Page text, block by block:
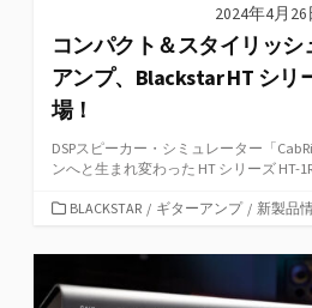
2024年4月26
コンパクト＆スタイリッ
アンプ、Blackstar HT シリ
場！
DSPスピーカー・シミュレーター「
ンへと生まれ変わった HT シリーズ HT-
カ
ゴ
ー
BLACKSTAR / ギターアンプ / 新製品